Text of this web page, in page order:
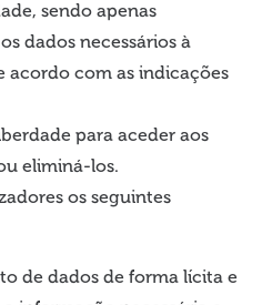
sendo apenas
dados necessários à
acordo com as indicações
para aceder aos
eliminá-los.
os seguintes
de dados de forma lícita e